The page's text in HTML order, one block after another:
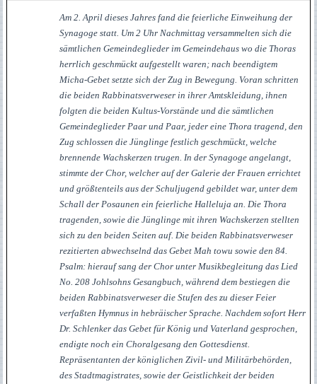
Am 2. April dieses Jahres fand die feierliche Einweihung der
Synagoge statt. Um 2 Uhr Nachmittag versammelten sich die
sämtlichen Gemeindeglieder im Gemeindehaus wo die Thoras
herrlich geschmückt aufgestellt waren; nach beendigtem
Micha-Gebet setzte sich der Zug in Bewegung. Voran schritten
die beiden Rabbinatsverweser in ihrer Amtskleidung, ihnen
folgten die beiden Kultus-Vorstände und die sämtlichen
Gemeindeglieder Paar und Paar, jeder eine Thora tragend, den
Zug schlossen die Jünglinge festlich geschmückt, welche
brennende Wachskerzen trugen. In der Synagoge angelangt,
stimmte der Chor, welcher auf der Galerie der Frauen errichtet
und größtenteils aus der Schuljugend gebildet war, unter dem
Schall der Posaunen ein feierliche Halleluja an. Die Thora
tragenden, sowie die Jünglinge mit ihren Wachskerzen stellten
sich zu den beiden Seiten auf. Die beiden Rabbinatsverweser
rezitierten abwechselnd das Gebet Mah towu sowie den 84.
Psalm: hierauf sang der Chor unter Musikbegleitung das Lied
No. 208 Johlsohns Gesangbuch, während dem bestiegen die
beiden Rabbinatsverweser die Stufen des zu dieser Feier
verfaßten Hymnus in hebräischer Sprache. Nachdem sofort Herr
Dr. Schlenker das Gebet für König und Vaterland gesprochen,
endigte noch ein Choralgesang den Gottesdienst.
Repräsentanten der königlichen Zivil- und Militärbehörden,
des Stadtmagistrates, sowie der Geistlichkeit der beiden